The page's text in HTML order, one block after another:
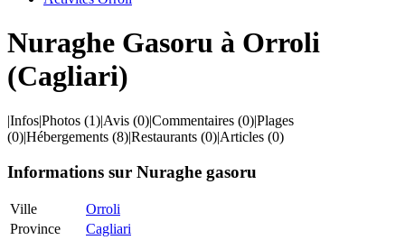
Nuraghe Gasoru à Orroli
(Cagliari)
|Infos|Photos (1)|Avis (0)|Commentaires (0)|Plages
(0)|Hébergements (8)|Restaurants (0)|Articles (0)
Informations sur Nuraghe gasoru
Ville
Orroli
Province
Cagliari